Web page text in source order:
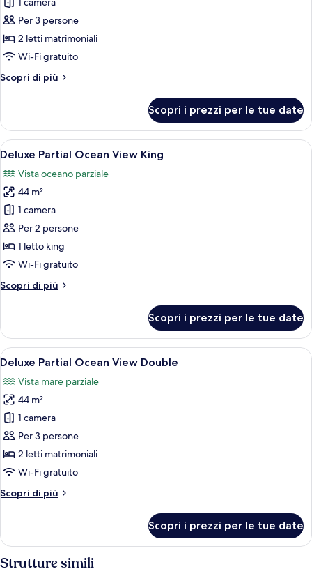
Preferred
Club
Deluxe
View
Per 3 persone
2 letti matrimoniali
Wi-Fi gratuito
Scopri di più
Altri
Club
Deluxe
Ocean
Double
Scopri i prezzi per le tue date
Apri
tutte
le
foto
per
Deluxe
Partial
Ocean
King
Camera d'albergo con un ampio
5
Deluxe Partial Ocean View King
Vista oceano parziale
44 m²
1 camera
Per 2 persone
1 letto king
Wi-Fi gratuito
Scopri di più
Altri
Partial
Ocean
View
Scopri i prezzi per le tue date
Apri
tutte
le
foto
per
Deluxe
Partial
Ocean
Double
Una camera d'albergo con due letti,
6
Deluxe Partial Ocean View Double
Vista mare parziale
44 m²
1 camera
Per 3 persone
2 letti matrimoniali
Wi-Fi gratuito
Scopri di più
Altri
Partial
Scopri i prezzi per le tue date
Strutture simili